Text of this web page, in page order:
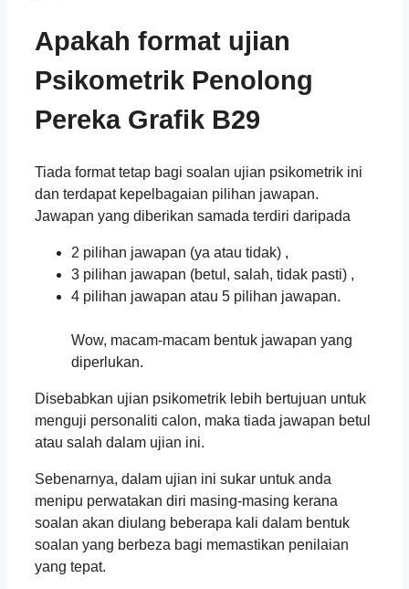
Apakah format ujian
Psikometrik Penolong
Pereka Grafik B29
Tiada format tetap bagi soalan ujian psikometrik ini
dan terdapat kepelbagaian pilihan jawapan.
Jawapan yang diberikan samada terdiri daripada
2 pilihan jawapan (ya atau tidak) ,
3 pilihan jawapan (betul, salah, tidak pasti) ,
4 pilihan jawapan atau 5 pilihan jawapan.
Wow, macam-macam bentuk jawapan yang
diperlukan.
Disebabkan ujian psikometrik lebih bertujuan untuk
menguji personaliti calon, maka tiada jawapan betul
atau salah dalam ujian ini.
Sebenarnya, dalam ujian ini sukar untuk anda
menipu perwatakan diri masing-masing kerana
soalan akan diulang beberapa kali dalam bentuk
soalan yang berbeza bagi memastikan penilaian
yang tepat.